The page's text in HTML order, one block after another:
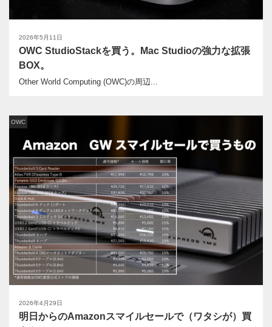
2026年5月11日
OWC StudioStackを買う。Mac Studioの強力な拡張
BOX。
Other World Computing (OWC)の周辺...
2026年4月29日
OWC
明日からのAmazonスマイルセールで（ワタシが）買